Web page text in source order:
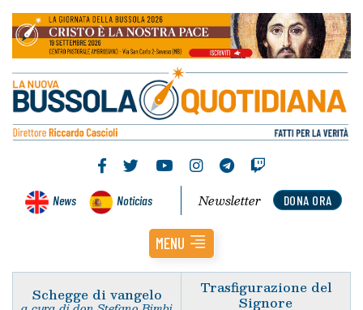
News Noticias DONA ORA
Newsletter
MENU
Schegge di vangelo Trasfigurazione del
Signore